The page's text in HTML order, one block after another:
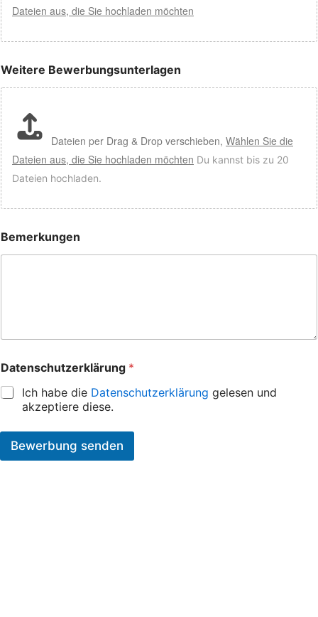
Dateien aus, die Sie hochladen möchten
Weitere Bewerbungsunterlagen
Dateien per Drag & Drop verschieben, Wählen Sie die
Dateien aus, die Sie hochladen möchten Du kannst bis zu 20
Dateien hochladen.
Bemerkungen
Datenschutzerklärung *
Ich habe die Datenschutzerklärung gelesen und
akzeptiere diese.
Bewerbung senden